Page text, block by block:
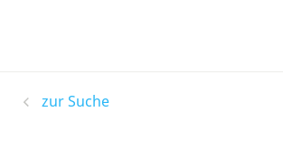
zur Suche